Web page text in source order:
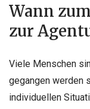
Wann
zur
Viele Menschen
gegangen werden
individuellen